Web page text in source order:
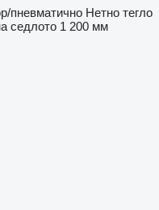
пневматично Нетно тегло
седлото 1 200 мм